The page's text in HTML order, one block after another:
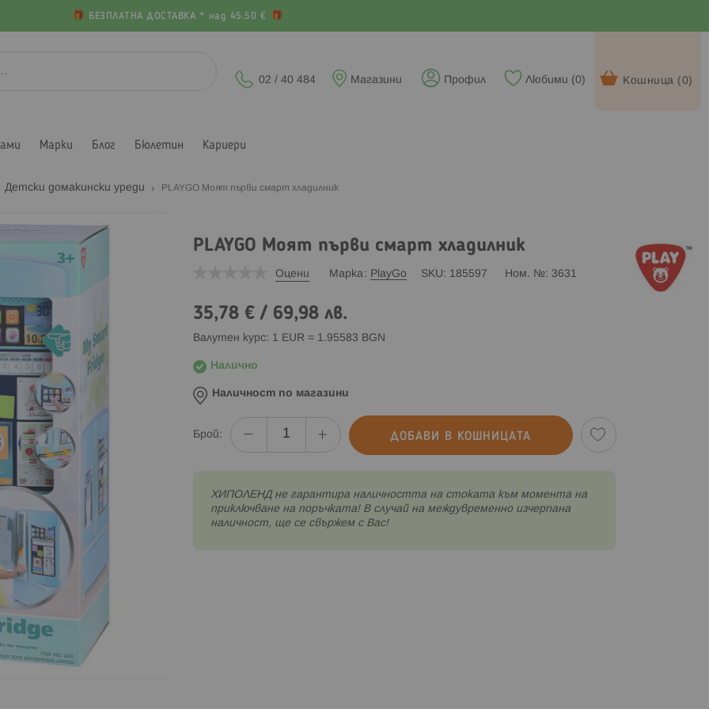
БЕЗПЛАТНА ДОСТАВКА * над 45.50 €
Кошница (0)
Любими (0)
Профил
Магазини
02 / 40 484
Марки Блог Бюлетин Кариери
Детски домакински уреди PLAYGO Моят първи смарт хладилник
PLAYGO Моят първи смарт хладилник
Оцени Марка PlayGo SKU 185597 Ном. № 3631
35,78 €/ 69,98 лв.
Валутен курс: 1 EUR = 1.95583 BGN
Налично
Наличност по магазини
Брой: ДОБАВИ В КОШНИЦАТА
XИПОЛЕНД не гарантира наличността на стоката към момента на
приключване на поръчката! В случай на междувременно изчерпана
наличност, ще се свържем с Вас!